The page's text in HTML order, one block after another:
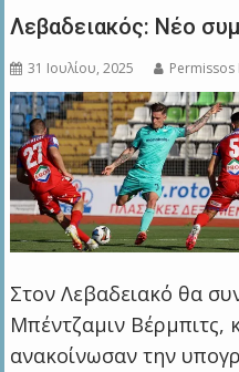
Λεβαδειακός: Νέο
31 Ιουλίου, 2025
Στον Λεβαδειακό θα
Μπέντζαμιν Βέρμπιτς,
ανακοίνωσαν την